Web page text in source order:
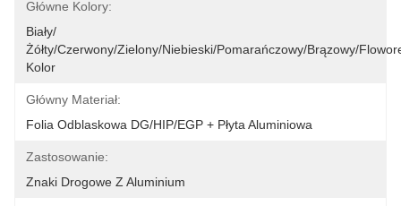
Główne Kolory:
Biały/
Żółty/czerwony/zielony/niebieski/pomarańczowy/brązowy/
Kolor
Główny Materiał:
Folia Odblaskowa DG/HIP/EGP + Płyta Aluminiowa
Zastosowanie:
Znaki Drogowe Z Aluminium